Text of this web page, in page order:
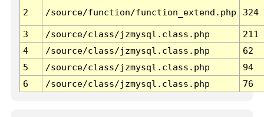
2 /source/function/function_extend.php 324
3 /source/class/jzmysql.class.php
211
4
/source/class/jzmysql.class.php
62
5
/source/class/jzmysql.class.php
94
6
/source/class/jzmysql.class.php 76